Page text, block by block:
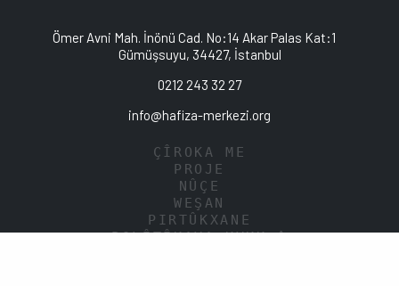
Ömer Avni Mah. İnönü Cad. No:14 Akar Palas Kat:1
Gümüşsuyu, 34427, İstanbul
0212 243 32 27
info@hafiza-merkezi.org
ÇÎROKA ME
PROJE
NÛÇE
WEŞAN
PIRTÛKXANE
POLÎTÎKAYA KVKKyê